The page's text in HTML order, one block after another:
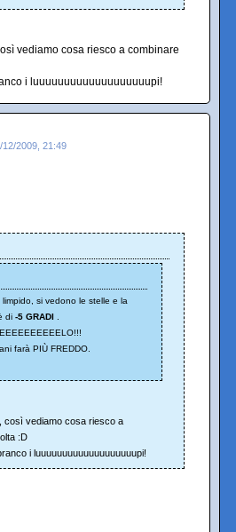
vediamo cosa riesco a combinare
i luuuuuuuuuuuuuuuuuuupi!
12/2009, 21:49
si vedono le stelle e la
di -5 GRADI
farà PIÙ FREDDO.
così vediamo cosa riesco a
:D
i luuuuuuuuuuuuuuuuuuupi!